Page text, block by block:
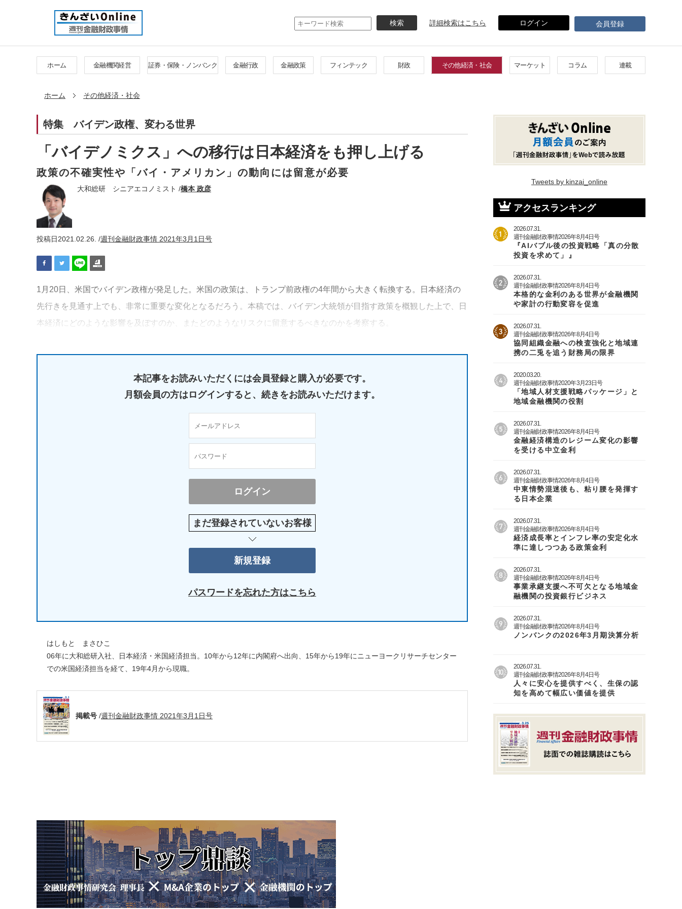
イ
ン
テ
ン
詳細検索はこちら ログイン 会員登録
ホーム 金融機関経営 証券・保険・ノンバンク 金融行政 金融政策 フィンテック 財政 その他経済・社会 マーケット コラム 連載
ホーム その他経済・社会
特集 バイデン政権、変わる世界
「バイデノミクス」への移行は日本経済をも押し上げる
政策の不確実性や「バイ・アメリカン」の動向には留意が必要
大和総研 シニアエコノミスト /橋本 政彦
投稿日2021.02.26. /週刊金融財政事情 2021年3月1日号
1月20日、米国でバイデン政権が発足した。米国の政策は、トランプ前政権の4年間から大きく転換する。日本経済の
先行きを見通す上でも、非常に重要な変化となるだろう。本稿では、バイデン大統領が目指す政策を概観した上で、日
本経済にどのような影響を及ぼすのか、またどのようなリスクに留意するべきなのかを考察する。
本記事をお読みいただくには会員登録と購入が必要です。
月額会員の方はログインすると、 続きをお読みいただけます。
まだ登録されていないお客様
パスワードを忘れた方はこちら
はしもと まさひこ
06年に大和総研入社、日本経済・米国経済担当。10年から12年に内閣府へ出向、15年から19年にニューヨークリサーチセンター
での米国経済担当を経て、19年4月から現職。
掲載号 /週刊金融財政事情 2021年3月1日号
Tweets by kinzai_online
アクセスランキング
2026.07.31.
週刊金融財政事情2026年8月4日号
『AIバブル後の投資戦略「真の分散
投資を求めて」』
2026.07.31.
週刊金融財政事情2026年8月4日号
本格的な金利のある世界が金融機関
や家計の行動変容を促進
2026.07.31.
週刊金融財政事情2026年8月4日号
協同組織金融への検査強化と地域連
携の二兎を追う財務局の限界
2020.03.20.
週刊金融財政事情2020年3月23日号
「地域人材支援戦略パッケージ」と
地域金融機関の役割
2026.07.31.
週刊金融財政事情2026年8月4日号
金融経済構造のレジーム変化の影響
を受ける中立金利
2026.07.31.
週刊金融財政事情2026年8月4日号
中東情勢混迷後も、粘り腰を発揮す
る日本企業
2026.07.31.
週刊金融財政事情2026年8月4日号
経済成長率とインフレ率の安定化水
準に達しつつある政策金利
2026.07.31.
週刊金融財政事情2026年8月4日号
事業承継支援へ不可欠となる地域金
融機関の投資銀行ビジネス
2026.07.31.
週刊金融財政事情2026年8月4日号
ノンバンクの2026年3月期決算分析
2026.07.31.
週刊金融財政事情2026年8月4日号
人々に安心を提供すべく、生保の認
知を高めて幅広い価値を提供